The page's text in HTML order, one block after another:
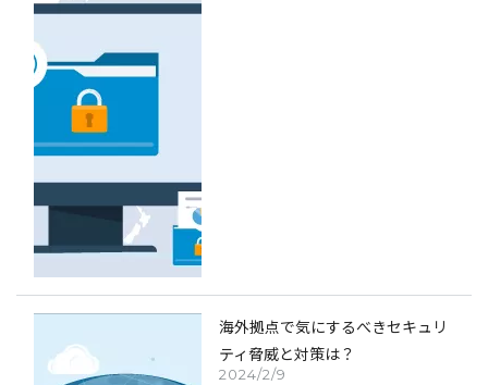
2024/2/9
海外拠点で気にするべきセキュリ
ティ脅威と対策は？